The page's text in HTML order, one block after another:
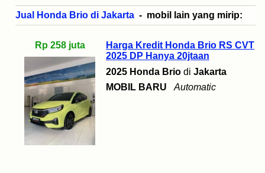
Jual Honda Brio di Jakarta - mobil lain yang mirip:
Rp 258 juta
Harga Kredit Honda Brio RS CVT
2025 DP Hanya 20jtaan
2025 Honda Brio di Jakarta
MOBIL BARU
Automatic